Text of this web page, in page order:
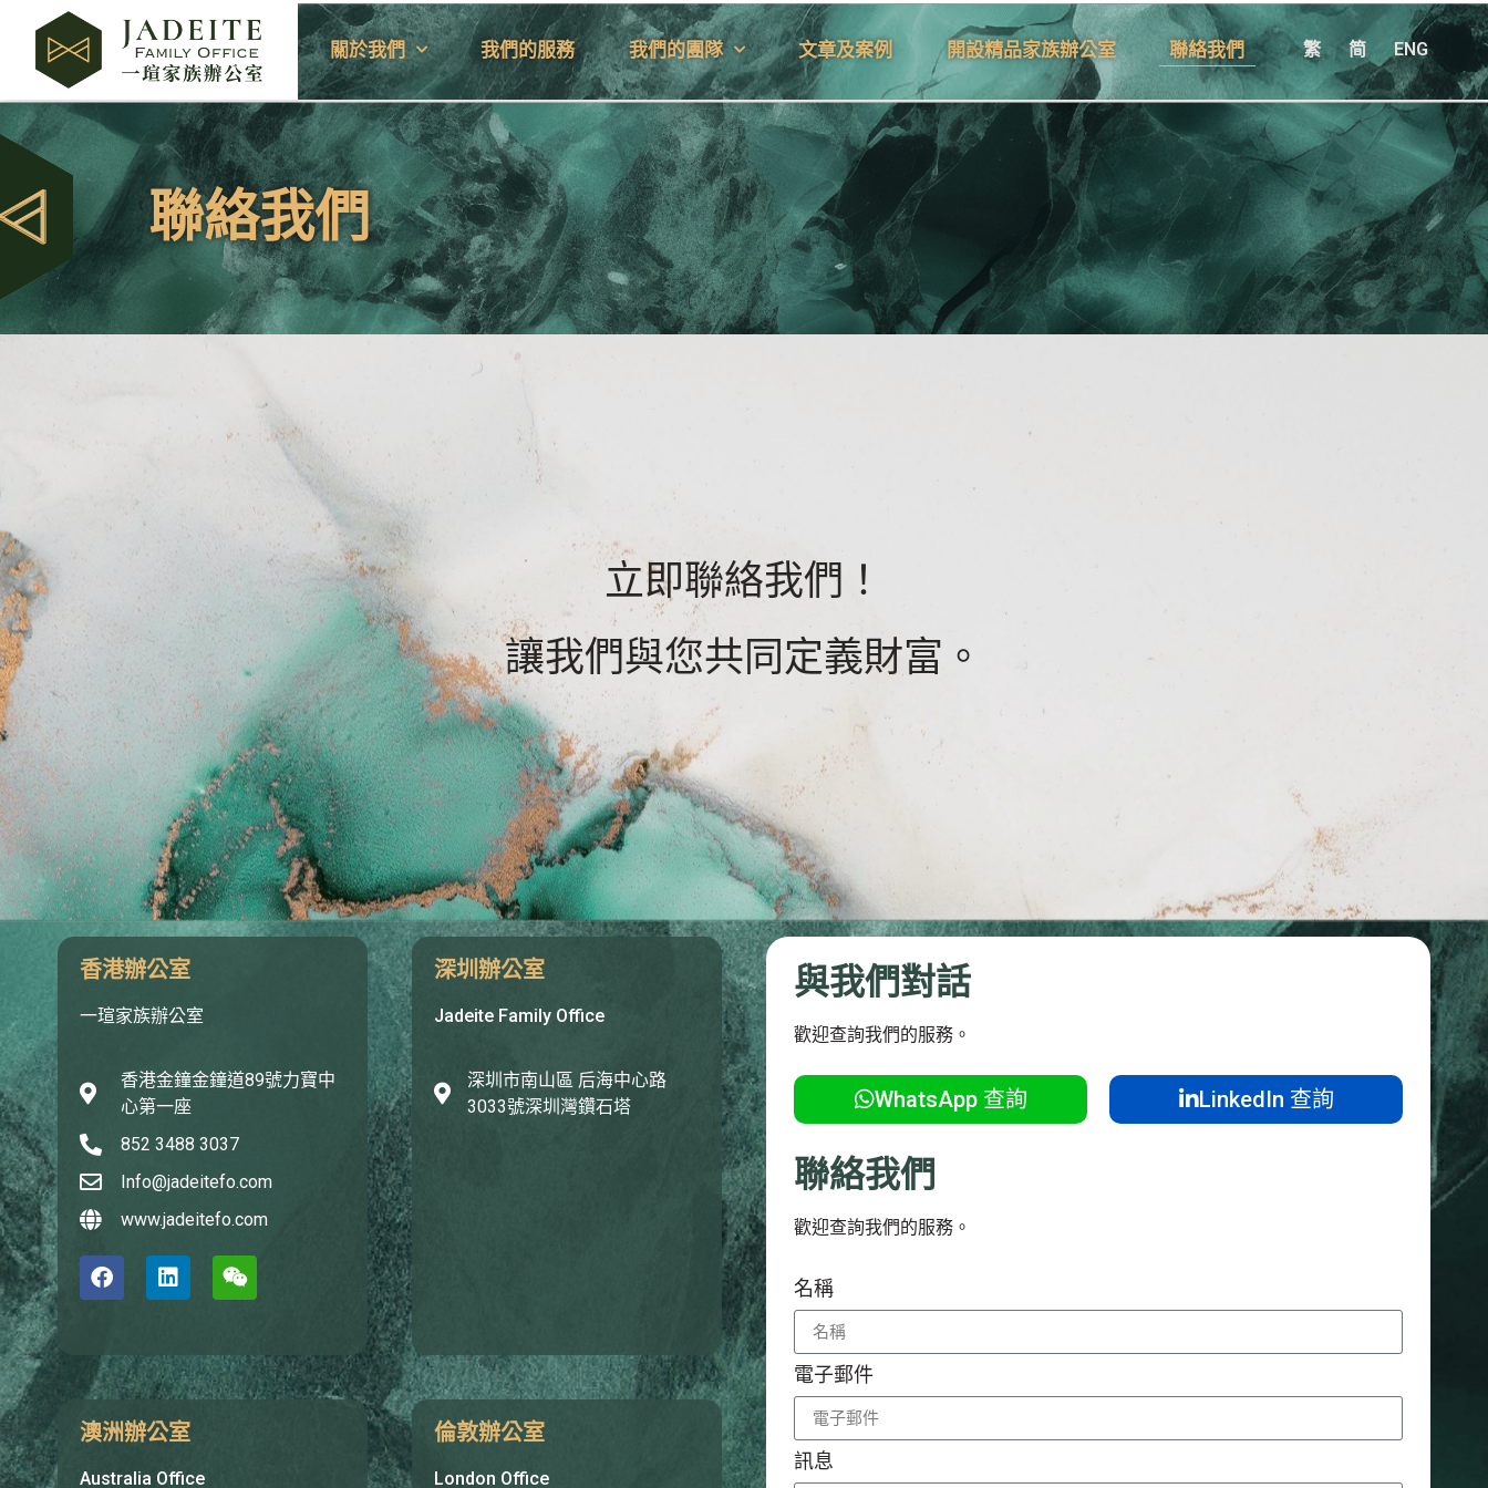
關於我們 我們的服務 我們的團隊 文章及案例 開設精品家族辦公室 聯絡我們 繁 简 ENG
聯絡我們
立即聯絡我們！
讓我們與您共同定義財富。
香港辦公室
一瑄家族辦公室
香港金鐘金鐘道89號力寶中
心第一座
852 3488 3037
Info@jadeitefo.com
www.jadeitefo.com
深圳辦公室
Jadeite Family Office
深圳市南山區 后海中心路
3033號深圳灣鑽石塔
澳洲辦公室
Australia Office
倫敦辦公室
London Office
與我們對話
歡迎查詢我們的服務。
WhatsApp 查詢 LinkedIn 查詢
聯絡我們
歡迎查詢我們的服務。
名稱
電子郵件
訊息